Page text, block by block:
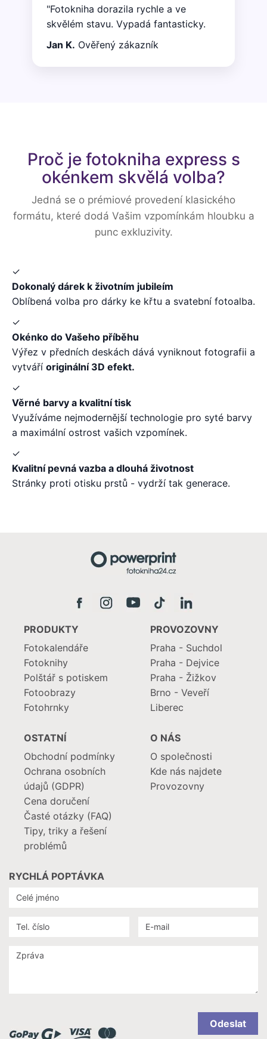
"Fotokniha dorazila rychle a ve
skvělém stavu. Vypadá fantasticky.
Jan K. Ověřený zákazník
Proč je fotokniha express s
okénkem skvělá volba?
Jedná se o prémiové provedení klasického
formátu, které dodá Vašim vzpomínkám hloubku a
punc exkluzivity.
✓
Dokonalý dárek k životním jubileím
Oblíbená volba pro dárky ke křtu a svatební fotoalba.
✓
Okénko do Vašeho příběhu
Výřez v předních deskách dává vyniknout fotografii a
vytváří originální 3D efekt.
✓
Věrné barvy a kvalitní tisk
Využíváme nejmodernější technologie pro syté barvy
a maximální ostrost vašich vzpomínek.
✓
Kvalitní pevná vazba a dlouhá životnost
Stránky proti otisku prstů - vydrží tak generace.
PRODUKTY
Fotokalendáře
Fotoknihy
Polštář s potiskem
Fotoobrazy
Fotohrnky
PROVOZOVNY
Praha - Suchdol
Praha - Dejvice
Praha - Žižkov
Brno - Veveří
Liberec
OSTATNÍ
Obchodní podmínky
Ochrana osobních
údajů (GDPR)
Cena doručení
Časté otázky (FAQ)
Tipy, triky a řešení
problémů
O NÁS
O společnosti
Kde nás najdete
Provozovny
RYCHLÁ POPTÁVKA
Odeslat